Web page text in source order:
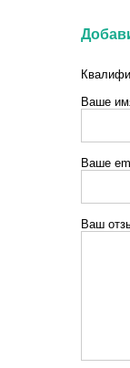
Ваше
Ваше
Ваш